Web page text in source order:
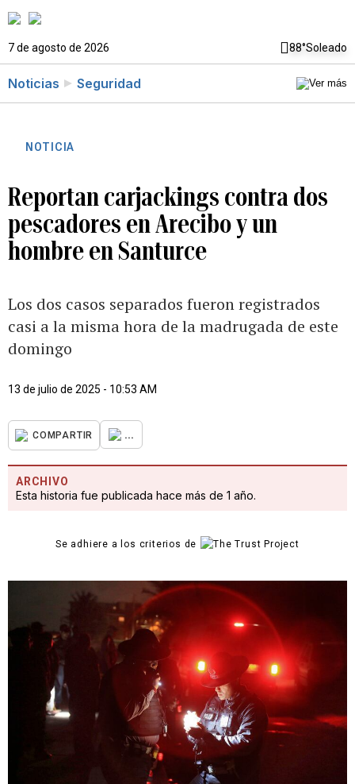
7 de agosto de 2026 88°Soleado
Noticias Seguridad
NOTICIA
Reportan carjackings contra dos
pescadores en Arecibo y un
hombre en Santurce
Los dos casos separados fueron registrados
casi a la misma hora de la madrugada de este
domingo
13 de julio de 2025 - 10:53 AM
COMPARTIR ...
ARCHIVO
Esta historia fue publicada hace más de 1 año.
Se adhiere a los criterios de